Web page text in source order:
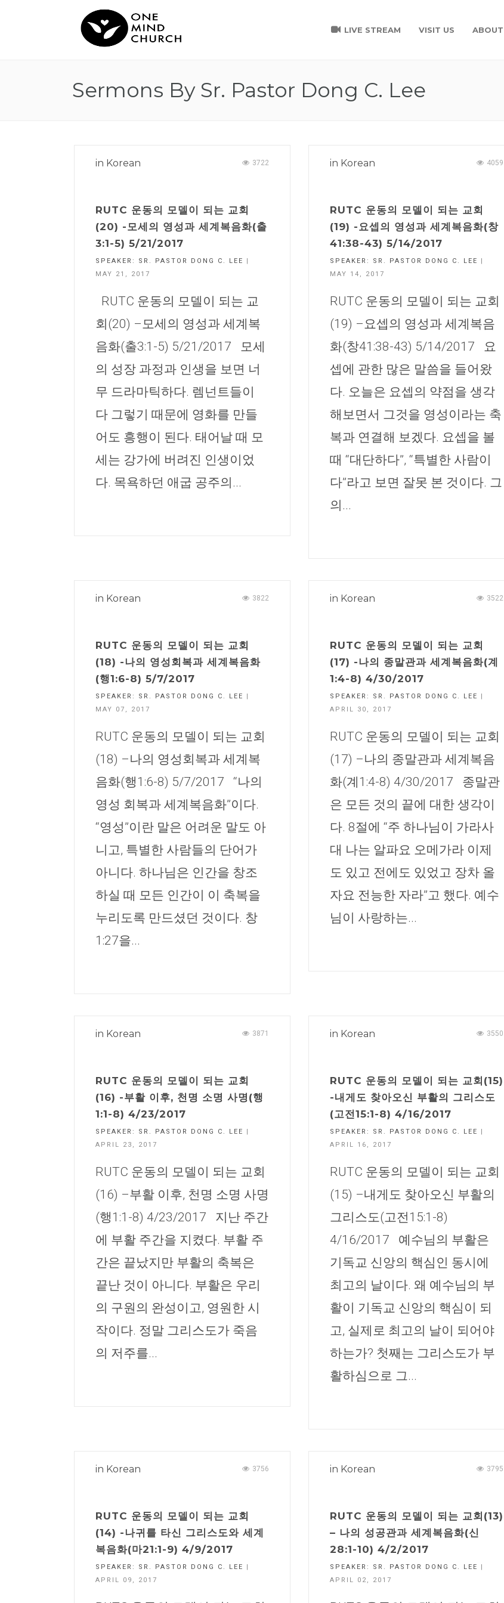
LIVE STREAM VISIT US ABOUT
Sermons By Sr. Pastor Dong C. Lee
in Korean 3722
RUTC 운동의 모델이 되는 교회
(20) -모세의 영성과 세계복음화(출
3:1-5) 5/21/2017
SPEAKER: SR. PASTOR DONG C. LEE
|
MAY 21, 2017
RUTC 운동의 모델이 되는 교
회(20) –모세의 영성과 세계복
음화(출3:1-5) 5/21/2017 모세
의 성장 과정과 인생을 보면 너
무 드라마틱하다. 렘넌트들이
다 그렇기 때문에 영화를 만들
어도 흥행이 된다. 태어날 때 모
세는 강가에 버려진 인생이었
다. 목욕하던 애굽 공주의...
in Korean 4059
RUTC 운동의 모델이 되는 교회
(19) -요셉의 영성과 세계복음화(창
41:38-43) 5/14/2017
SPEAKER: SR. PASTOR DONG C. LEE
|
MAY 14, 2017
RUTC 운동의 모델이 되는 교회
(19) –요셉의 영성과 세계복음
화(창41:38-43) 5/14/2017 요
셉에 관한 많은 말씀을 들어왔
다. 오늘은 요셉의 약점을 생각
해보면서 그것을 영성이라는 축
복과 연결해 보겠다. 요셉을 볼
때 “대단하다”, “특별한 사람이
다”라고 보면 잘못 본 것이다. 그
의...
in Korean 3822
RUTC 운동의 모델이 되는 교회
(18) -나의 영성회복과 세계복음화
(행1:6-8) 5/7/2017
SPEAKER: SR. PASTOR DONG C. LEE
|
MAY 07, 2017
RUTC 운동의 모델이 되는 교회
(18) –나의 영성회복과 세계복
음화(행1:6-8) 5/7/2017 “나의
영성 회복과 세계복음화”이다.
“영성”이란 말은 어려운 말도 아
니고, 특별한 사람들의 단어가
아니다. 하나님은 인간을 창조
하실 때 모든 인간이 이 축복을
누리도록 만드셨던 것이다. 창
1:27을...
in Korean 3522
RUTC 운동의 모델이 되는 교회
(17) -나의 종말관과 세계복음화(계
1:4-8) 4/30/2017
SPEAKER: SR. PASTOR DONG C. LEE
|
APRIL 30, 2017
RUTC 운동의 모델이 되는 교회
(17) –나의 종말관과 세계복음
화(계1:4-8) 4/30/2017 종말관
은 모든 것의 끝에 대한 생각이
다. 8절에 “주 하나님이 가라사
대 나는 알파요 오메가라 이제
도 있고 전에도 있었고 장차 올
자요 전능한 자라”고 했다. 예수
님이 사랑하는...
in Korean 3871
RUTC 운동의 모델이 되는 교회
(16) -부활 이후, 천명 소명 사명(행
1:1-8) 4/23/2017
SPEAKER: SR. PASTOR DONG C. LEE
|
APRIL 23, 2017
RUTC 운동의 모델이 되는 교회
(16) –부활 이후, 천명 소명 사명
(행1:1-8) 4/23/2017 지난 주간
에 부활 주간을 지켰다. 부활 주
간은 끝났지만 부활의 축복은
끝난 것이 아니다. 부활은 우리
의 구원의 완성이고, 영원한 시
작이다. 정말 그리스도가 죽음
의 저주를...
in Korean 3550
RUTC 운동의 모델이 되는 교회(15)
-내게도 찾아오신 부활의 그리스도
(고전15:1-8) 4/16/2017
SPEAKER: SR. PASTOR DONG C. LEE
|
APRIL 16, 2017
RUTC 운동의 모델이 되는 교회
(15) –내게도 찾아오신 부활의
그리스도(고전15:1-8)
4/16/2017 예수님의 부활은
기독교 신앙의 핵심인 동시에
최고의 날이다. 왜 예수님의 부
활이 기독교 신앙의 핵심이 되
고, 실제로 최고의 날이 되어야
하는가? 첫째는 그리스도가 부
활하심으로 그...
in Korean 3756
RUTC 운동의 모델이 되는 교회
(14) -나귀를 타신 그리스도와 세계
복음화(마21:1-9) 4/9/2017
SPEAKER: SR. PASTOR DONG C. LEE
|
APRIL 09, 2017
in Korean 3795
RUTC 운동의 모델이 되는 교회(13)
– 나의 성공관과 세계복음화(신
28:1-10) 4/2/2017
SPEAKER: SR. PASTOR DONG C. LEE
|
APRIL 02, 2017